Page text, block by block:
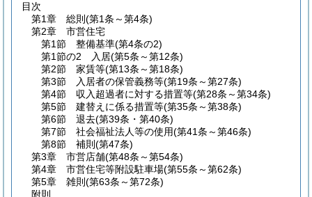
目次
第1章
総則 (第1条～第4条)
第2章
市営住宅
第1節
整備基準(第4条の2)
第1節の2
入居(第5条～第12条)
第2節
家賃等(第13条～第18条)
第3節
入居者の保管義務等(第19条～第27条)
第4節
収入超過者に対する措置等(第28条～第34条)
第5節
建替えに係る措置等(第35条～第38条)
第6節
退去(第39条・第40条)
第7節
社会福祉法人等の使用(第41条～第46条)
第8節
補則 (第47条)
第3章
市営店舗(第48条～第54条)
第4章
市営住宅等附設駐車場(第55条～第62条)
第5章
雑則 (第63条～第72条)
附則